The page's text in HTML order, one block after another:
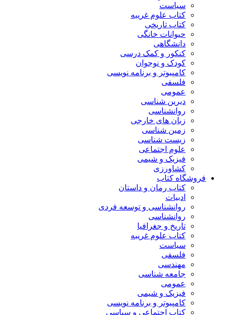
سیاست
کتاب علوم غریبه
کتاب تاریخی
حیوانات خانگی
دانشگاهی
کنکور و کمک‌ درسی
کودک و نوجوان
کامپیوتر و برنامه نویسی
فلسفی
عمومی
دیرین شناسی
روانشناسی
زبان های خارجی
زمین شناسی
زیست شناسی
علوم اجتماعی
فیزیک و شیمی
کشاورزی
فروشگاه کتاب
کتاب رمان و داستان
ادبیات
روانشناسی و توسعه فردی
روانشناسی
تاریخ و جغرافیا
کتاب علوم غریبه
سیاست
فلسفی
مهندسی
جامعه شناسی
عمومی
فیزیک و شیمی
کامپیوتر و برنامه نویسی
کتاب اجتماعی و سیاسی